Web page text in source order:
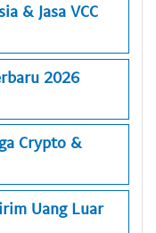
& Jasa VCC
2026
Crypto &
Uang Luar